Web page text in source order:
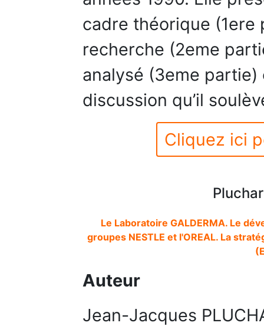
cadre théorique (1ere
recherche (2eme
analysé (3eme
discussion qu’il
Cliquez ici
Le Laboratoire GALDERMA. Le
groupes NESTLE et l'OREAL. La
Auteur
Jean-Jacques